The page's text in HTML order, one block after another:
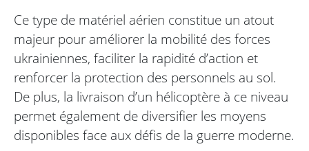
Ce type de matériel aérien constitue un atout
majeur pour améliorer la mobilité des forces
ukrainiennes, faciliter la rapidité d’action et
renforcer la protection des personnels au sol.
De plus, la livraison d’un hélicoptère à ce niveau
permet également de diversifier les moyens
disponibles face aux défis de la guerre moderne.